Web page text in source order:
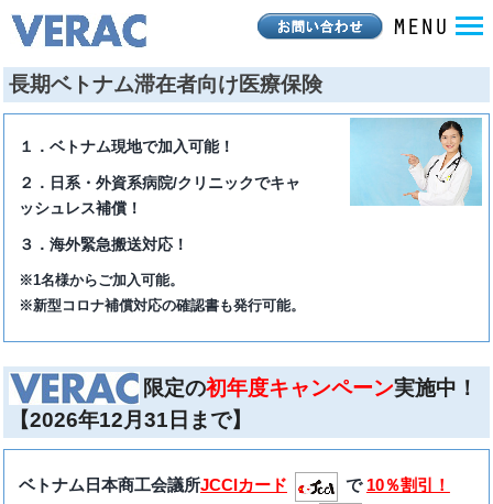
長期ベトナム滞在者向け医療保険
１．ベトナム現地で加入可能！
２．日系・外資系病院/クリニックでキャ
ッシュレス補償！
３．海外緊急搬送対応！
※1名様からご加入可能。
※新型コロナ補償対応の確認書も発行可能。
限定の初年度キャンペーン実施中！
【2026年12月31日まで】
ベトナム日本商工会議所JCCIカード で 10％割引！